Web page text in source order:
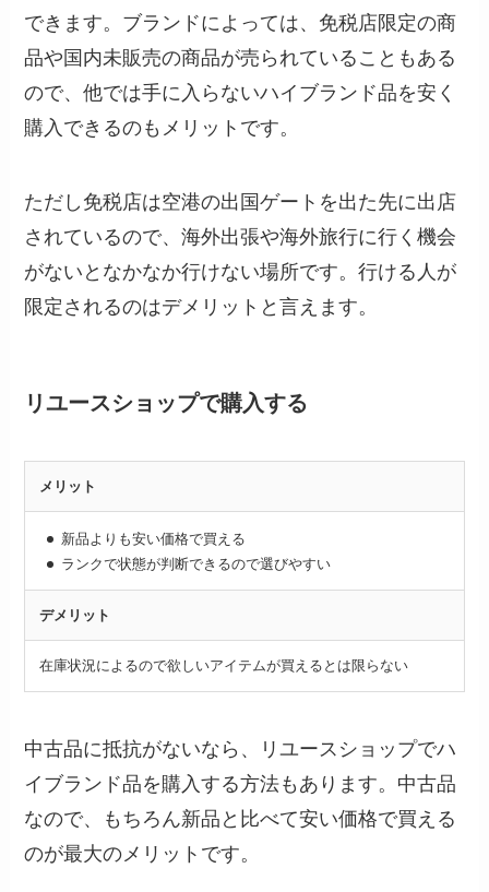
できます。ブランドによっては、免税店限定の商
品や国内未販売の商品が売られていることもある
ので、他では手に入らないハイブランド品を安く
購入できるのもメリットです。
ただし免税店は空港の出国ゲートを出た先に出店
されているので、海外出張や海外旅行に行く機会
がないとなかなか行けない場所です。行ける人が
限定されるのはデメリットと言えます。
リユースショップで購入する
メリット
新品よりも安い価格で買える
ランクで状態が判断できるので選びやすい
デメリット
在庫状況によるので欲しいアイテムが買えるとは限らない
中古品に抵抗がないなら、リユースショップでハ
イブランド品を購入する方法もあります。中古品
なので、もちろん新品と比べて安い価格で買える
のが最大のメリットです。